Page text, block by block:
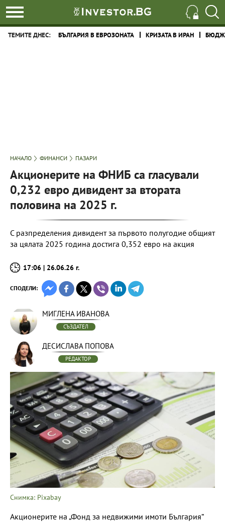
ТЕМИТЕ ДНЕС: БЪЛГАРИЯ В ЕВРОЗОНАТА КРИЗАТА В ИРАН
НАЧАЛО ФИНАНСИ ПАЗАРИ
Акционерите на ФНИБ са гласували
0,232 евро дивидент за втората
половина на 2025 г.
С разпределения дивидент за първото полугодие общият
за цялата 2025 година достига 0,352 евро на акция
17:06 | 26.06.26 г.
СПОДЕЛИ:
МИГЛЕНА ИВАНОВА
СЪЗДАТЕЛ
ДЕСИСЛАВА ПОПОВА
РЕДАКТОР
Снимка: Pixabay
Акционерите на „Фонд за недвижими имоти България“